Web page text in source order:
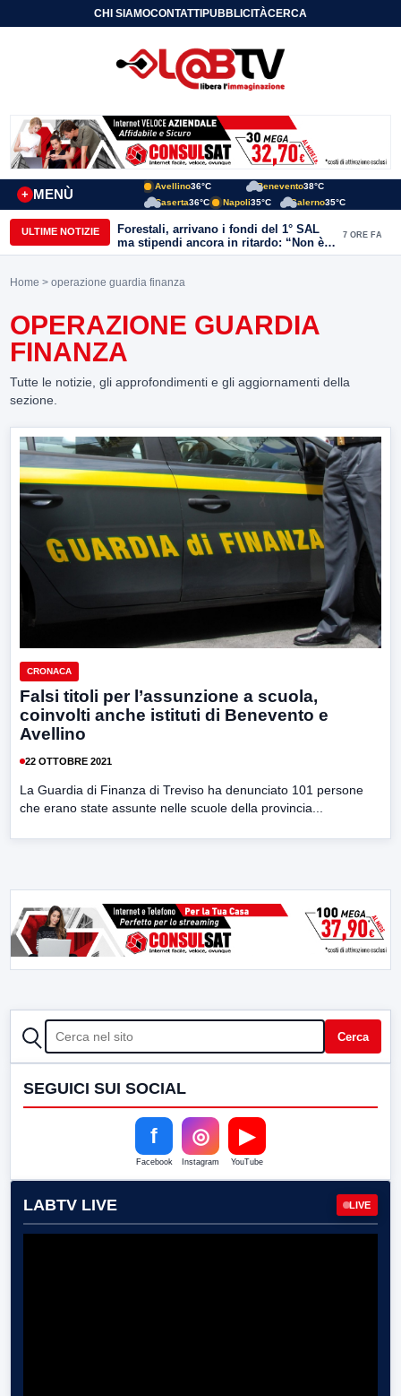
CHI SIAMOCONTATTIPUBBLICITÀCERCA
MENÙ
+
Avellino36°C Benevento38°C
Caserta36°C Napoli35°C Salerno35°C
ULTIME NOTIZIE
Forestali, arrivano i fondi del 1° SAL
ma stipendi ancora in ritardo: “Non è
più sostenibile”
7 ORE FA
Home > operazione guardia finanza
OPERAZIONE GUARDIA
FINANZA
Tutte le notizie, gli approfondimenti e gli aggiornamenti della
sezione.
CRONACA
Falsi titoli per l’assunzione a scuola,
coinvolti anche istituti di Benevento e
Avellino
22 OTTOBRE 2021
La Guardia di Finanza di Treviso ha denunciato 101 persone
che erano state assunte nelle scuole della provincia...
CERCA Cerca
SEGUICI SUI SOCIAL
f
Facebook
◎
Instagram
▶
YouTube
LABTV LIVE LIVE